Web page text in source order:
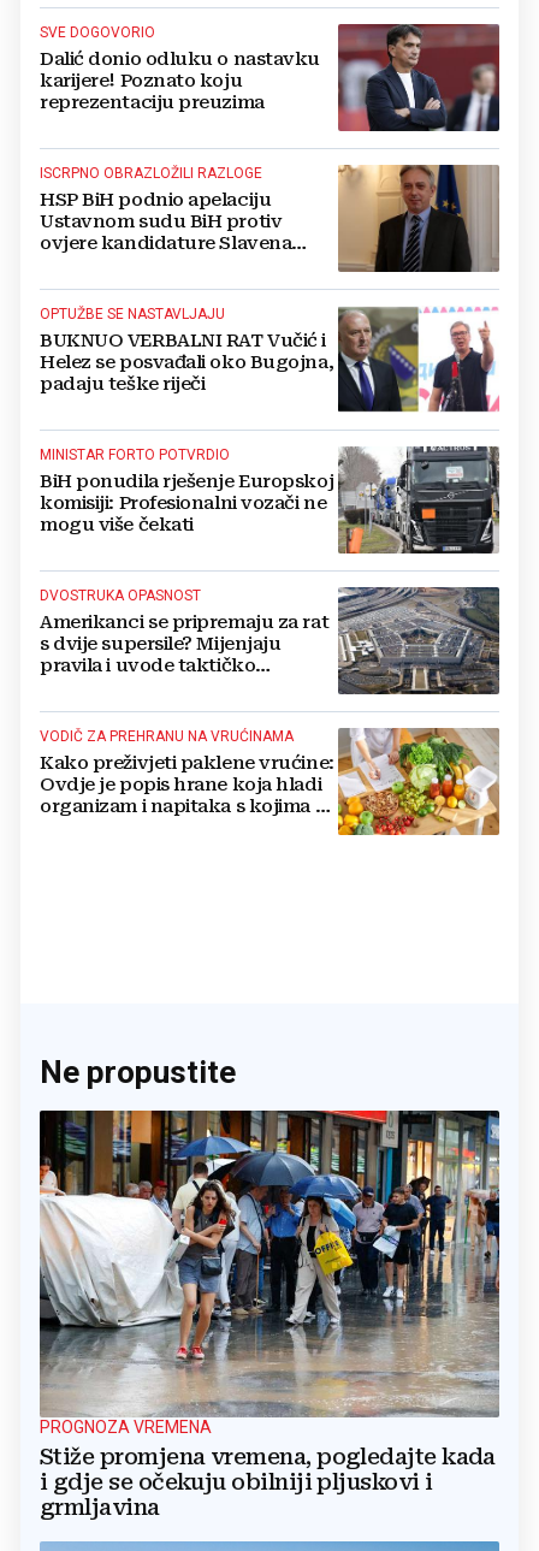
SVE DOGOVORIO
Dalić donio odluku o nastavku
karijere! Poznato koju
reprezentaciju preuzima
ISCRPNO OBRAZLOŽILI RAZLOGE
HSP BiH podnio apelaciju
Ustavnom sudu BiH protiv
ovjere kandidature Slavena
OPTUŽBE SE NASTAVLJAJU
BUKNUO VERBALNI RAT Vučić i
Helez se posvađali oko Bugojna,
padaju teške riječi
MINISTAR FORTO POTVRDIO
BiH ponudila rješenje Europskoj
komisiji: Profesionalni vozači ne
mogu više čekati
DVOSTRUKA OPASNOST
Amerikanci se pripremaju za rat
s dvije supersile? Mijenjaju
pravila i uvode taktičko
VODIČ ZA PREHRANU NA VRUĆINAMA
Kako preživjeti paklene vrućine:
Ovdje je popis hrane koja hladi
organizam i napitaka s kojima si
Ne propustite
PROGNOZA VREMENA
Stiže promjena vremena, pogledajte kada
i gdje se očekuju obilniji pljuskovi i
grmljavina